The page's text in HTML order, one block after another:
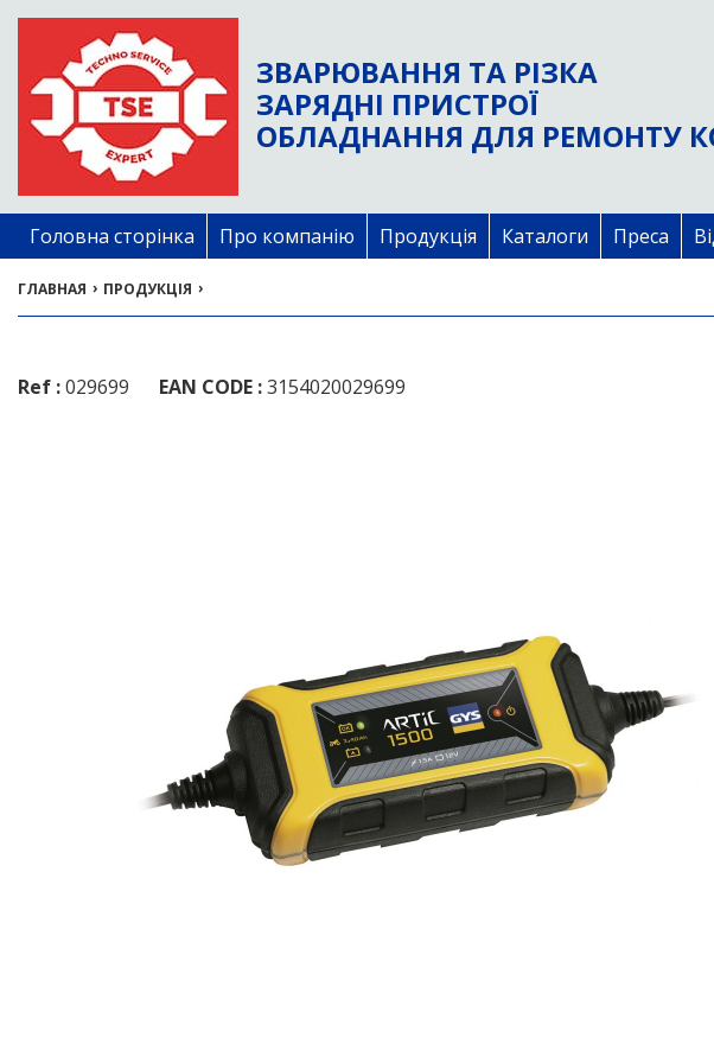
ЗВАРЮВАННЯ ТА РІЗКА
ЗАРЯДНІ ПРИСТРОЇ
ОБЛАДНАННЯ ДЛЯ РЕМОНТУ
Головна сторінка Про компанію Продукція Каталоги Преса
ГЛАВНАЯ › ПРОДУКЦІЯ ›
Ref :029699 EAN CODE :3154020029699